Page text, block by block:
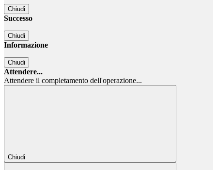
Chiudi
Successo
Chiudi
Informazione
Chiudi
Attendere...
Attendere il completamento dell'operazione...
Chiudi